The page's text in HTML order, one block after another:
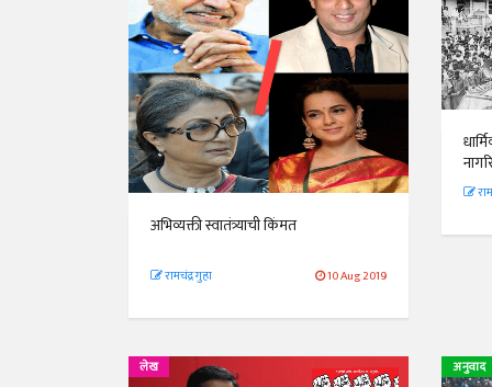
अभिव्यक्ती स्वातंत्र्याची किंमत
रामचंद्र गुहा 10 Aug 2019
लेख अनुवाद